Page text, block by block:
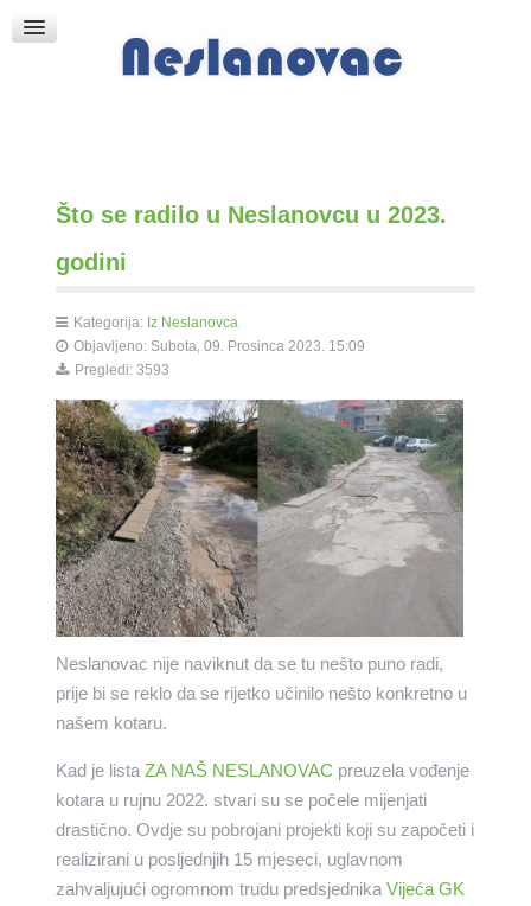
Crkva sv. Marka
Put k Bogu
Što se radilo u Neslanovcu u 2023.
godini
Kategorija: Iz Neslanovca
Objavljeno: Subota, 09. Prosinca 2023. 15:09
Pregledi: 3593
Neslanovac nije naviknut da se tu nešto puno radi,
prije bi se reklo da se rijetko učinilo nešto konkretno u
našem kotaru.
Kad je lista ZA NAŠ NESLANOVAC preuzela vođenje
kotara u rujnu 2022. stvari su se počele mijenjati
drastično. Ovdje su pobrojani projekti koji su započeti i
realizirani u posljednjih 15 mjeseci, uglavnom
zahvaljujući ogromnom trudu predsjednika Vijeća GK